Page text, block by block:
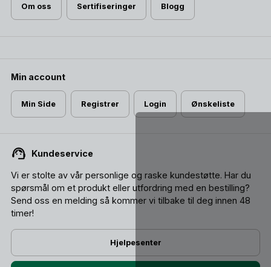
Om oss Sertifiseringer Blogg
Min account
Min Side Registrer Login Ønskeliste
Kundeservice
Vi er stolte av vår personlige og raske kundestøtte. Har du
spørsmål om et produkt eller utfordring med en bestilling?
Send oss ​​en melding så kommer vi tilbake til deg innen 48
timer!
Hjelpesenter